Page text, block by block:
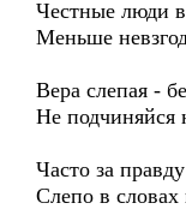
Честные люди
Меньше
Вера слепая -
Не подчиняйся
Часто за
Слепо в словах